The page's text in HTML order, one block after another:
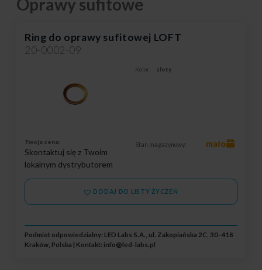
Ring do oprawy sufitowej LOFT
20-0002-09
Kolor: złoty
Twoja cena:
Skontaktuj się z Twoim
lokalnym dystrybutorem
Stan magazynowy: mało
DODAJ DO LISTY ŻYCZEŃ
Podmiot odpowiedzialny: LED Labs S.A., ul. Zakopiańska 2C, 30-418
Kraków, Polska | Kontakt: info@led-labs.pl